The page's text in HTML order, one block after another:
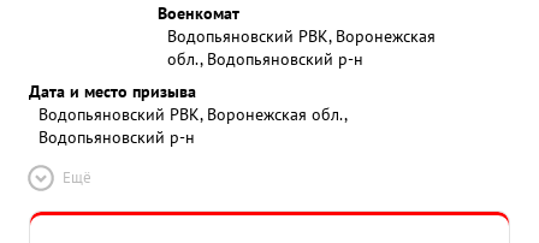
Военкомат
Водопьяновский РВК, Воронежская
обл., Водопьяновский р-н
Дата и место призыва
Водопьяновский РВК, Воронежская обл.,
Водопьяновский р-н
Ещё